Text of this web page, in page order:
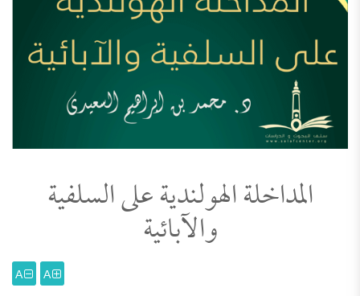
المداخلة الهولندية على السلفية
والآبائية
A
A